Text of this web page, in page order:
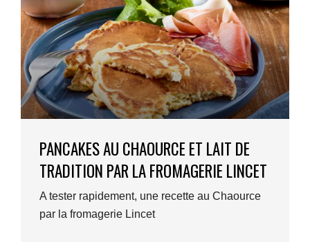
PANCAKES AU CHAOURCE ET LAIT DE
TRADITION PAR LA FROMAGERIE LINCET
A tester rapidement, une recette au Chaource
par la fromagerie Lincet